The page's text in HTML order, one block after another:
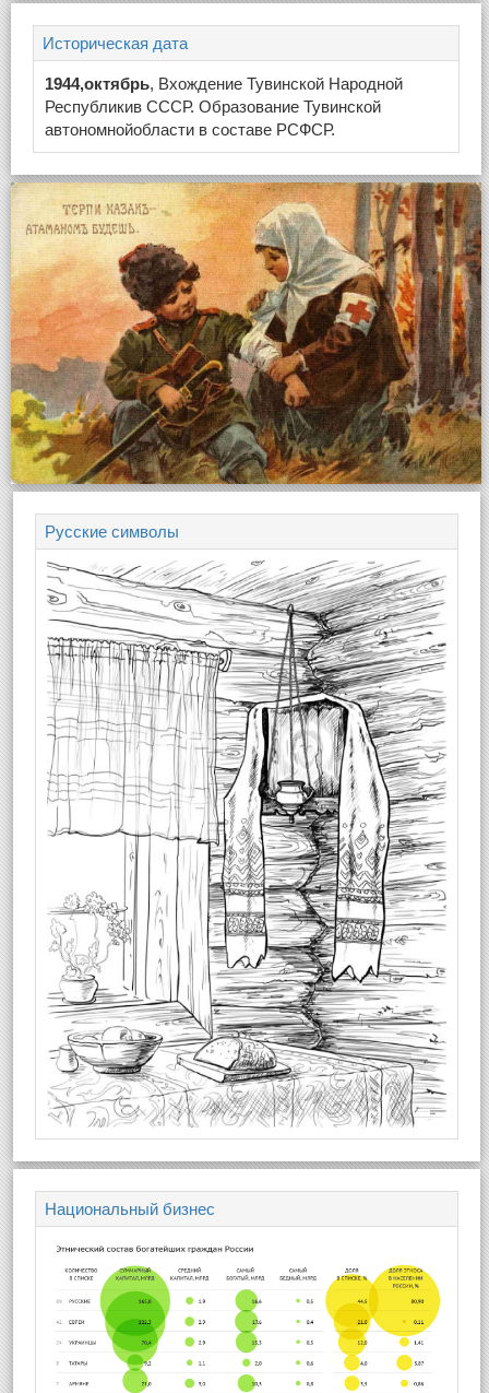
Историческая дата
1944,октябрь, Вхождение Тувинской Народной
Республикив СССР. Образование Тувинской
автономнойобласти в составе РСФСР.
Русские символы
Национальный бизнес